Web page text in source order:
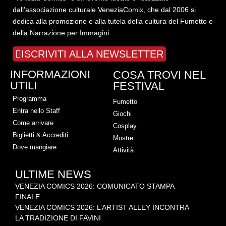
dall’associazione culturale VeneziaComix, che dal 2006 si
dedica alla promozione e alla tutela della cultura del Fumetto e
della Narrazione per Immagini.
ISCRIVITI ALLA NEWSLETTER
INFORMAZIONI
UTILI
Programma
Entra nello Staff
Come arrivare
Biglietti & Accrediti
Dove mangiare
COSA TROVI NEL
FESTIVAL
Fumetto
Giochi
Cosplay
Mostre
Attività
ULTIME NEWS
VENEZIA COMICS 2026: COMUNICATO STAMPA
FINALE
VENEZIA COMICS 2026: L’ARTIST ALLEY INCONTRA
LA TRADIZIONE DI FAVINI